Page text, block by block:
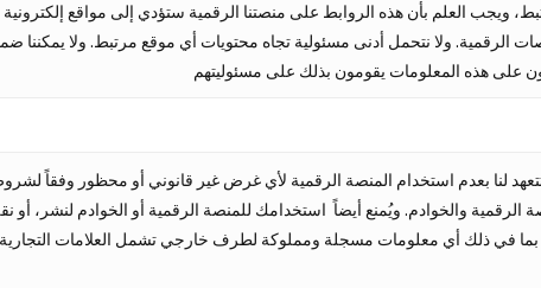
ويجب العلم بأن هذه الروابط على منصتنا الرقمية ستؤدي إلى مواقع
الرقمية. ولا نتحمل أدنى مسئولية تجاه محتويات أي موقع مرتبط. ولا يمكننا
لنا بعدم استخدام المنصة الرقمية لأي غرض غير قانوني أو محظور وفقاً
والخوادم. ويُمنع أيضاً استخدامك للمنصة الرقمية أو الخوادم لنشر، أو
بما في ذلك أي معلومات مسجلة ومملوكة لطرف خارجي تشمل العلامات